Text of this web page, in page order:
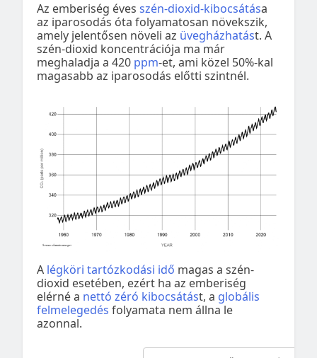
Az emberiség éves szén-dioxid-kibocsátása
az iparosodás óta folyamatosan növekszik,
amely jelentősen növeli az üvegházhatást. A
szén-dioxid koncentrációja ma már
meghaladja a 420 ppm-et, ami közel 50%-kal
magasabb az iparosodás előtti szintnél.
A légköri tartózkodási idő magas a szén-
dioxid esetében, ezért ha az emberiség
elérné a nettó zéró kibocsátást, a globális
felmelegedés folyamata nem állna le
azonnal.